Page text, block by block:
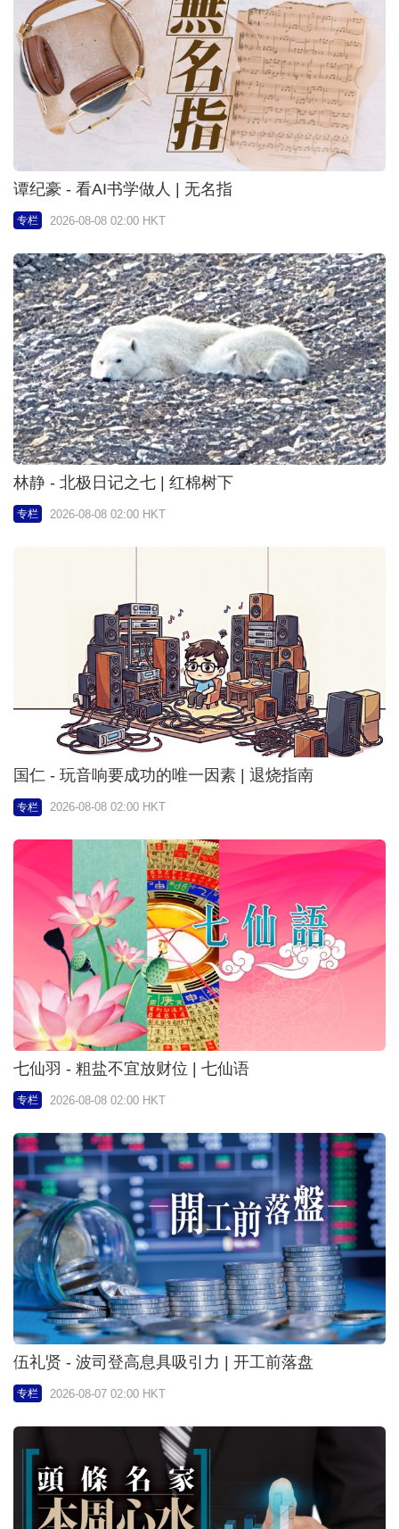
谭纪豪 - 看AI书学做人 | 无名指
专栏 2026-08-08 02:00 HKT
林静 - 北极日记之七 | 红棉树下
专栏 2026-08-08 02:00 HKT
国仁 - 玩音响要成功的唯一因素 | 退烧指南
专栏 2026-08-08 02:00 HKT
七仙羽 - 粗盐不宜放财位 | 七仙语
专栏 2026-08-08 02:00 HKT
伍礼贤 - 波司登高息具吸引力 | 开工前落盘
专栏 2026-08-07 02:00 HKT